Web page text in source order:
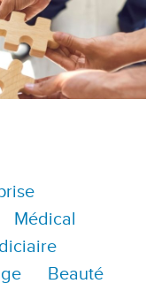
Médical
Beauté